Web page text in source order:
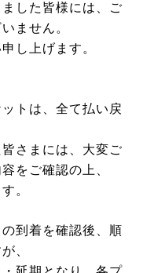
した皆様には、ご
ません。
し上げます。
トは、全て払い戻
さまには、大変ご
をご確認の上、
。
到着を確認後、順
、